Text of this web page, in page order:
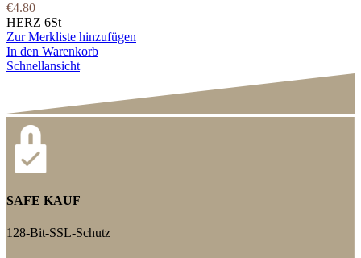
€4.80
HERZ 6St
Zur Merkliste hinzufügen
In den Warenkorb
Schnellansicht
SAFE KAUF
128-Bit-SSL-Schutz